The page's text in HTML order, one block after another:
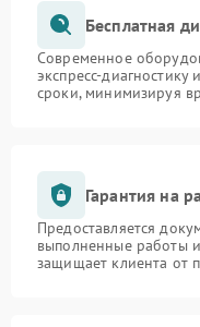
Бесплатная
Современное
экспресс-
сроки, минимизируя
Гарантия на
Предоставляется
выполненные работы
защищает клиента от